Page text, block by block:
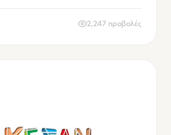
2,247 προβολές